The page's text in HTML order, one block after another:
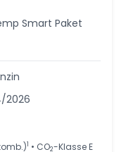
Smart Paket
2026
1 • CO2-Klasse E